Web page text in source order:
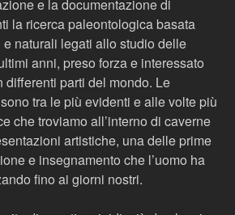
e la documentazione di
la ricerca paleontologica basata
naturali legati allo studio delle
anni, preso forza e interessato
differenti parti del mondo. Le
tra le più evidenti e alle volte più
che troviamo all’interno di caverne
artistiche, una delle prime
e insegnamento che l’uomo ha
fino ai giorni nostri.